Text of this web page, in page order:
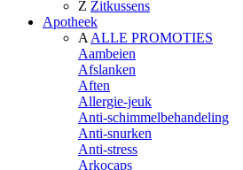
Z Zitkussens
Apotheek
A ALLE PROMOTIES
Aambeien
Afslanken
Aften
Allergie-jeuk
Anti-schimmelbehandeling
Anti-snurken
Anti-stress
Arkocaps